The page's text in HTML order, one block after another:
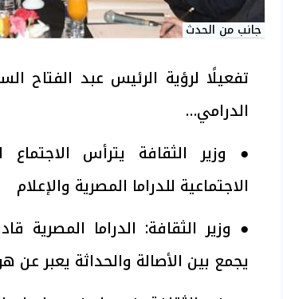
جانب من الحدث
تفعيلًا لرؤية الرئيس عبد الفتاح
الدرامي…
● وزير الثقافة يترأس الاجتماع
الاجتماعية للدراما المصرية والإعلام
● وزير الثقافة: الدراما المصرية
يجمع بين الأصالة والحداثة يعبر عن